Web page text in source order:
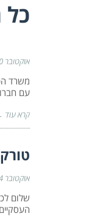
כל
אוקטובר 30, 2017
משרד
עם
קרא עוד
אוקטובר 24, 2017
שלום
העסקיים